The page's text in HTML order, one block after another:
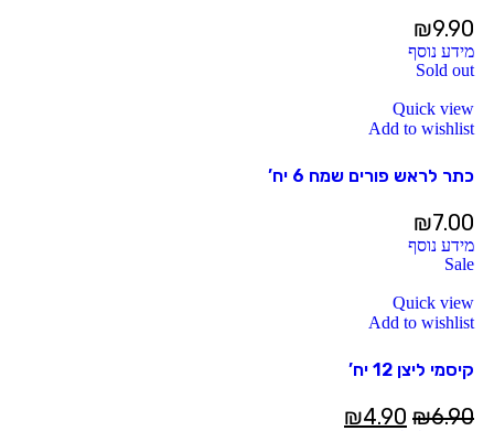
₪9.90
מידע נוסף
Sold out
Quick view
Add to wishlist
כתר לראש פורים שמח 6 יח’
₪7.00
מידע נוסף
Sale
Quick view
Add to wishlist
קיסמי ליצן 12 יח’
₪6.90
₪4.90